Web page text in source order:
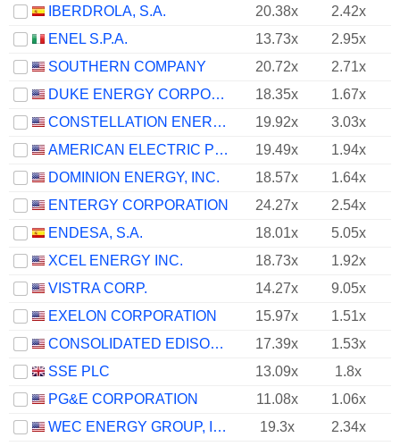
IBERDROLA, S.A.
20.38x
2.42x
ENEL S.P.A.
13.73x
2.95x
SOUTHERN COMPANY
20.72x
2.71x
DUKE ENERGY CORPORATION
18.35x
1.67x
CONSTELLATION ENERGY CORPORATION
19.92x
3.03x
AMERICAN ELECTRIC POWER COMPANY, INC.
19.49x
1.94x
DOMINION ENERGY, INC.
18.57x
1.64x
ENTERGY CORPORATION
24.27x
2.54x
ENDESA, S.A.
18.01x
5.05x
XCEL ENERGY INC.
18.73x
1.92x
VISTRA CORP.
14.27x
9.05x
EXELON CORPORATION
15.97x
1.51x
CONSOLIDATED EDISON, INC.
17.39x
1.53x
SSE PLC
13.09x
1.8x
PG&E CORPORATION
11.08x
1.06x
WEC ENERGY GROUP, INC.
19.3x
2.34x